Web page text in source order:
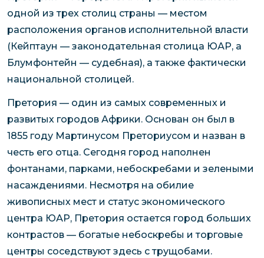
одной из трех столиц страны — местом
расположения органов исполнительной власти
(Кейптаун — законодательная столица ЮАР, а
Блумфонтейн — судебная), а также фактически
национальной столицей.
Претория — один из самых современных и
развитых городов Африки. Основан он был в
1855 году Мартинусом Преториусом и назван в
честь его отца. Сегодня город наполнен
фонтанами, парками, небоскребами и зелеными
насаждениями. Несмотря на обилие
живописных мест и статус экономического
центра ЮАР, Претория остается город больших
контрастов — богатые небоскребы и торговые
центры соседствуют здесь с трущобами.